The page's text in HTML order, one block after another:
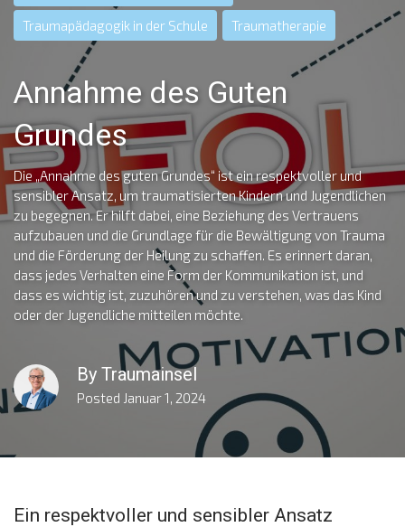
Traumapädagogik in der Schule Traumatherapie
Annahme des Guten
Grundes
Die „Annahme des guten Grundes“ ist ein respektvoller und
sensibler Ansatz, um traumatisierten Kindern und Jugendlichen
zu begegnen. Er hilft dabei, eine Beziehung des Vertrauens
aufzubauen und die Grundlage für die Bewältigung von Trauma
und die Förderung der Heilung zu schaffen. Es erinnert daran,
dass jedes Verhalten eine Form der Kommunikation ist, und
dass es wichtig ist, zuzuhören und zu verstehen, was das Kind
oder der Jugendliche mitteilen möchte.
By Traumainsel
Posted Januar 1, 2024
Ein respektvoller und sensibler Ansatz